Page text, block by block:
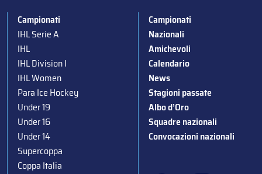
Campionati
IHL Serie A
IHL
IHL Division I
IHL Women
Para Ice Hockey
Under 19
Under 16
Under 14
Supercoppa
Coppa Italia
Campionati
Nazionali
Amichevoli
Calendario
News
Stagioni passate
Albo d’Oro
Squadre nazionali
Convocazioni nazionali